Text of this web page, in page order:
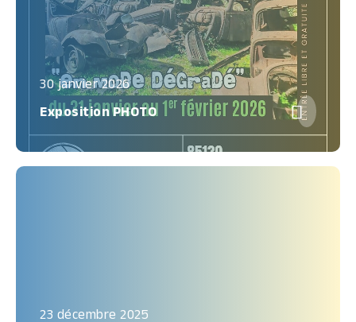
30 janvier 2026
Exposition PHOTO

23 décembre 2025